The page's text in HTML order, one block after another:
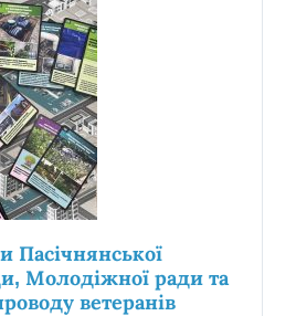
Пасічнянської
Молодіжної ради та
ветеранів